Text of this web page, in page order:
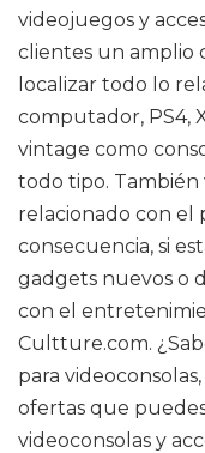
videojuegos y
clientes un amplio
localizar todo lo
computador, PS4,
vintage como
todo tipo. También
relacionado con el
consecuencia, si
gadgets nuevos o
con el
Cultture.com.
para
ofertas que
videoconsolas y